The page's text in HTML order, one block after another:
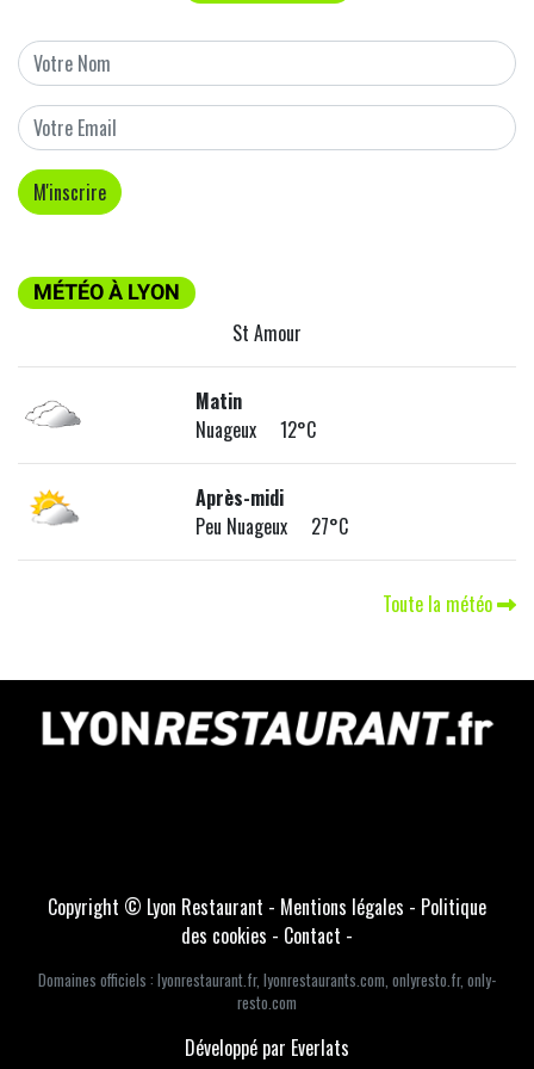
MÉTÉO À LYON
St Amour
Matin
Nuageux 12°C
Après-midi
Peu Nuageux 27°C
Toute la météo
Copyright © Lyon Restaurant - Mentions légales - Politique
des cookies - Contact -
Domaines officiels : lyonrestaurant.fr, lyonrestaurants.com, onlyresto.fr, only-
resto.com
Développé par Everlats